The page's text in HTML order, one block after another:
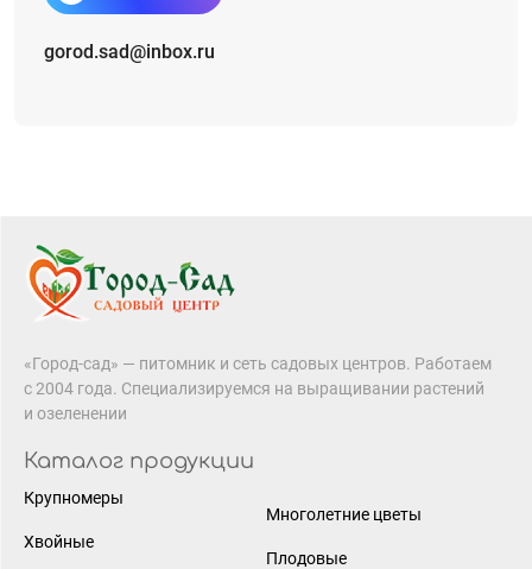
gorod.sad@inbox.ru
«Город-сад» — питомник и сеть садовых центров. Работаем
с 2004 года. Специализируемся на выращивании растений
и озеленении
Каталог продукции
Крупномеры
Хвойные
Многолетние цветы
Плодовые